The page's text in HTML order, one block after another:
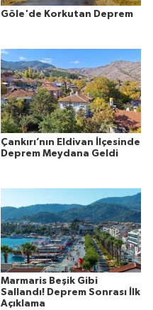
Göle'de Korkutan Deprem
Çankırı’nın Eldivan İlçesinde
Deprem Meydana Geldi
Marmaris Beşik Gibi
Sallandı! Deprem Sonrası İlk
Açıklama